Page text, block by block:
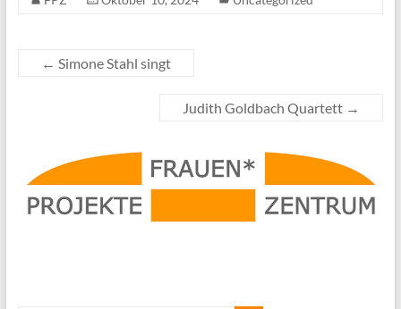
← Simone Stahl singt
Judith Goldbach Quartett →